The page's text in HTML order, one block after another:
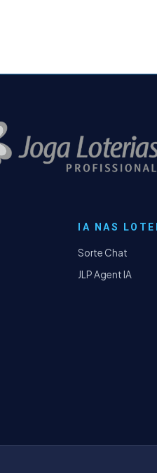
IA NAS
Sorte Chat
JLP Agent IA